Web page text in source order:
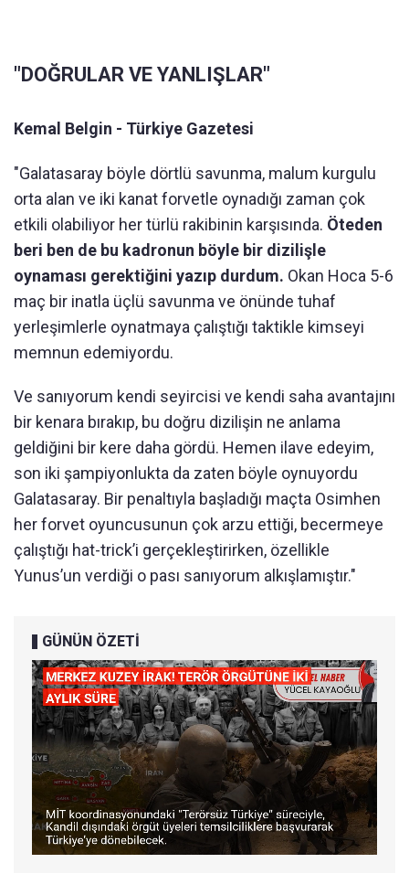
"DOĞRULAR VE YANLIŞLAR"
Kemal Belgin - Türkiye Gazetesi
"Galatasaray böyle dörtlü savunma, malum kurgulu
orta alan ve iki kanat forvetle oynadığı zaman çok
etkili olabiliyor her türlü rakibinin karşısında. Öteden
beri ben de bu kadronun böyle bir dizilişle
oynaması gerektiğini yazıp durdum. Okan Hoca 5-6
maç bir inatla üçlü savunma ve önünde tuhaf
yerleşimlerle oynatmaya çalıştığı taktikle kimseyi
memnun edemiyordu.
Ve sanıyorum kendi seyircisi ve kendi saha avantajını
bir kenara bırakıp, bu doğru dizilişin ne anlama
geldiğini bir kere daha gördü. Hemen ilave edeyim,
son iki şampiyonlukta da zaten böyle oynuyordu
Galatasaray. Bir penaltıyla başladığı maçta Osimhen
her forvet oyuncusunun çok arzu ettiği, becermeye
çalıştığı hat-trick’i gerçekleştirirken, özellikle
Yunus’un verdiği o pası sanıyorum alkışlamıştır."
GÜNÜN ÖZETİ